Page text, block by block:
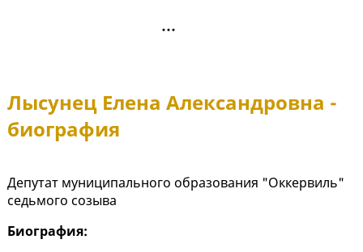
Лысунец Елена Александровна -
биография
Депутат муниципального образования "Оккервиль"
седьмого созыва
Биография: